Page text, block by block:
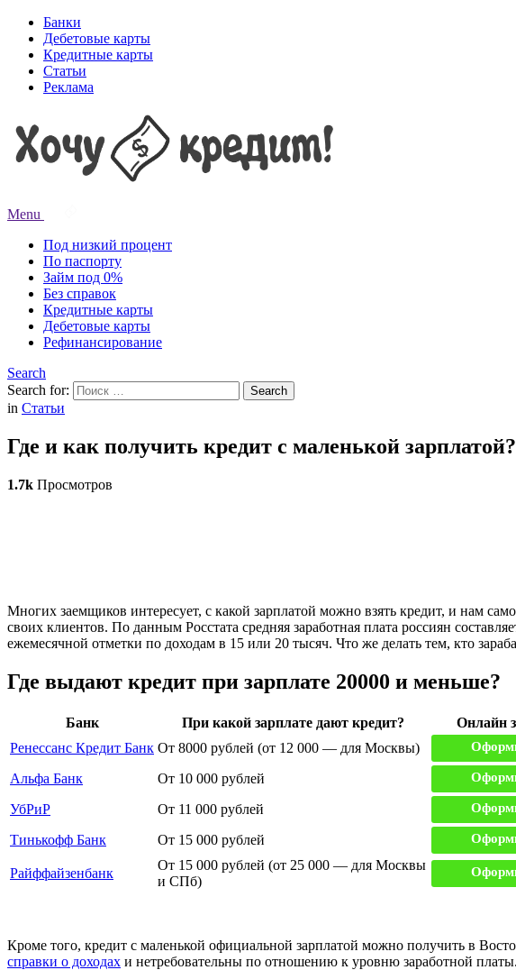
Банки
Дебетовые карты
Кредитные карты
Статьи
Реклама
Menu
Под низкий процент
По паспорту
Займ под 0%
Без справок
Кредитные карты
Дебетовые карты
Рефинансирование
Search
Search for:
Search
in Статьи
Где и как получить кредит с маленькой
1.7k Просмотров
Многих заемщиков интересует, с какой зарплатой можно взять кредит, и нам
своих клиентов. По данным Росстата средняя заработная плата россиян
ежемесячной отметки по доходам в 15 или 20 тысяч. Что же делать тем, кто
Где выдают кредит при зарплате 20000 и меньше?
Банк При какой зарплате дают кредит?
Онлайн
Ренессанс Кредит Банк От 8000 рублей (от 12 000 — для Москвы)
Альфа Банк От 10 000 рублей
УбРиР От 11 000 рублей
Тинькофф Банк От 15 000 рублей
Райффайзенбанк
От 15 000 рублей (от 25 000 — для Москвы
и СПб)
Кроме того, кредит с маленькой официальной зарплатой можно получить в
справки о доходах и нетребовательны по отношению к уровню заработной платы.